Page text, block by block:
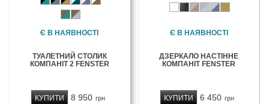
Є В НАЯВНОСТІ
ТУАЛЕТНИЙ СТОЛИК
КОМПАНІТ 2 FENSTER
8 950 грн
КУПИТИ
Є В НАЯВНОСТІ
ДЗЕРКАЛО НАСТІННЕ
КОМПАНІТ FENSTER
6 450 грн
КУПИТИ